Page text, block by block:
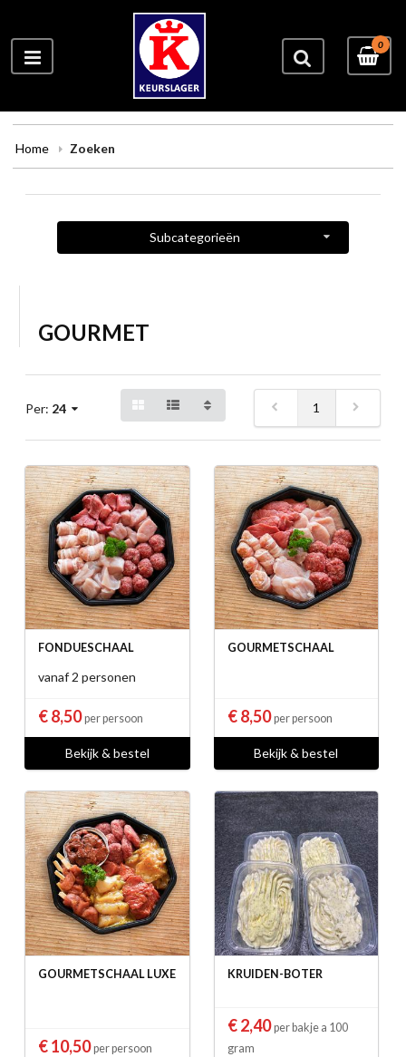
0
Home Zoeken
Subcategorieën
GOURMET
Per: 24 1
FONDUESCHAAL
vanaf 2 personen
€ 8,50per persoon
Bekijk & bestel
GOURMETSCHAAL
€ 8,50per persoon
Bekijk & bestel
GOURMETSCHAAL LUXE
€ 10,50per persoon
KRUIDEN-BOTER
€ 2,40per bakje a 100
gram